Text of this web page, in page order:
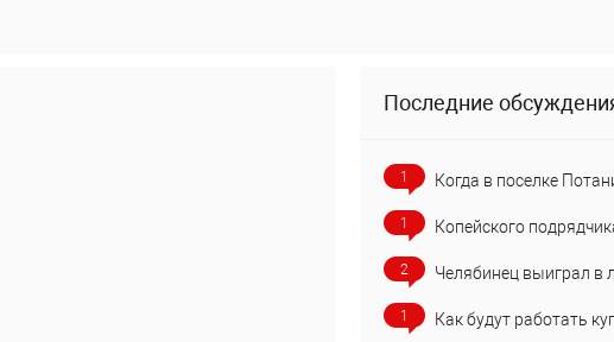
Последние
1 Когда в поселке
1 Копейского
2 Челябинец выиграл в
1 Как будут работать